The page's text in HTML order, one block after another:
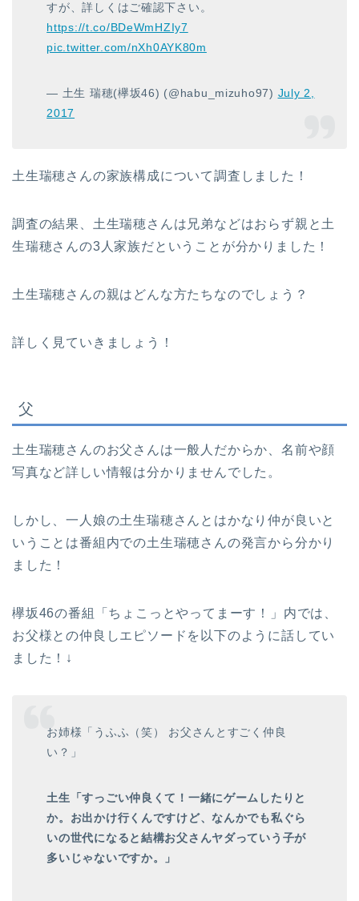
すが、詳しくはご確認下さい。
https://t.co/BDeWmHZIy7
pic.twitter.com/nXh0AYK80m
— 土生 瑞穂(欅坂46) (@habu_mizuho97) July 2,
2017
土生瑞穂さんの家族構成について調査しました！
調査の結果、土生瑞穂さんは兄弟などはおらず親と土
生瑞穂さんの3人家族だということが分かりました！
土生瑞穂さんの親はどんな方たちなのでしょう？
詳しく見ていきましょう！
父
土生瑞穂さんのお父さんは一般人だからか、名前や顔
写真など詳しい情報は分かりませんでした。
しかし、一人娘の土生瑞穂さんとはかなり仲が良いと
いうことは番組内での土生瑞穂さんの発言から分かり
ました！
欅坂46の番組「ちょこっとやってまーす！」内では、
お父様との仲良しエピソードを以下のように話してい
ました！↓
お姉様 「うふふ（笑） お父さんとすごく仲良
い？」
土生 「すっごい仲良くて！一緒にゲームしたりと
か。お出かけ行くんですけど、なんかでも私ぐら
いの世代になると結構お父さんヤダっていう子が
多いじゃないですか。」